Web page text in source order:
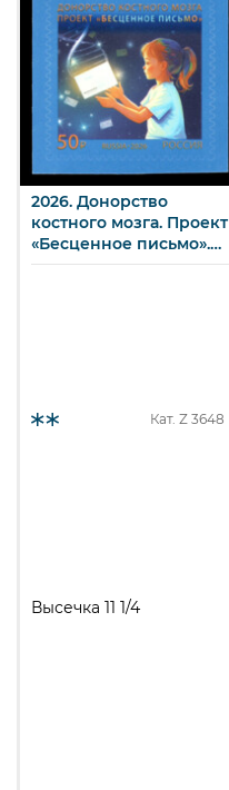
2026. Донорство
костного мозга. Проект
«Бесценное письмо».
50 р.
Кат. Z 3648
Высечка 11 1/4